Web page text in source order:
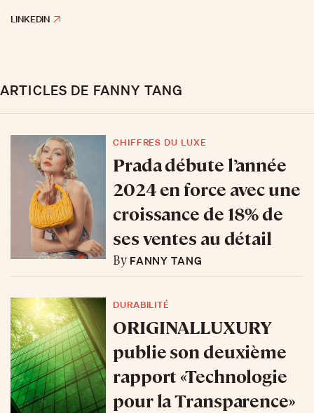
LINKEDIN
ARTICLES DE FANNY TANG
CHIFFRES DU LUXE
Prada débute l’année
2024 en force avec une
croissance de 18% de
ses ventes au détail
ByFANNY TANG
DURABILITÉ
ORIGINALLUXURY
publie son deuxième
rapport «Technologie
pour la Transparence»